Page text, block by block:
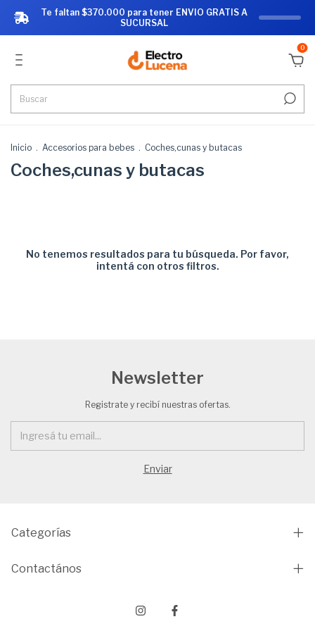
0
Inicio . Accesorios para bebes . Coches,cunas y butacas
Coches,cunas y butacas
No tenemos resultados para tu búsqueda. Por favor,
intentá con otros filtros.
Newsletter
Registrate y recibí nuestras ofertas.
Categorías
Contactános
Te faltan $370.000 para tener ENVIO GRATIS A
SUCURSAL